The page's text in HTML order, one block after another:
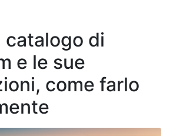
catalogo di
e le sue
come farlo